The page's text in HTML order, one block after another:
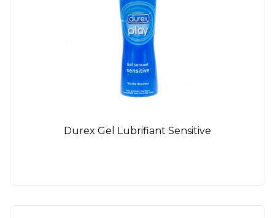
Durex Gel Lubrifiant Sensitive